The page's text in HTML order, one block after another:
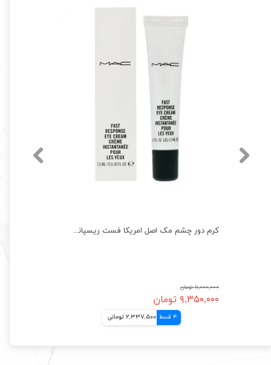
کرم دور چشم مک اصل امریکا فست ریسپانس MAC FAST RESPONSE EYE CREAM
۱۱,۰۰۰,۰۰۰ تومان
۹,۳۵۰,۰۰۰ تومان
4 قسط 2,337,500 تومانی